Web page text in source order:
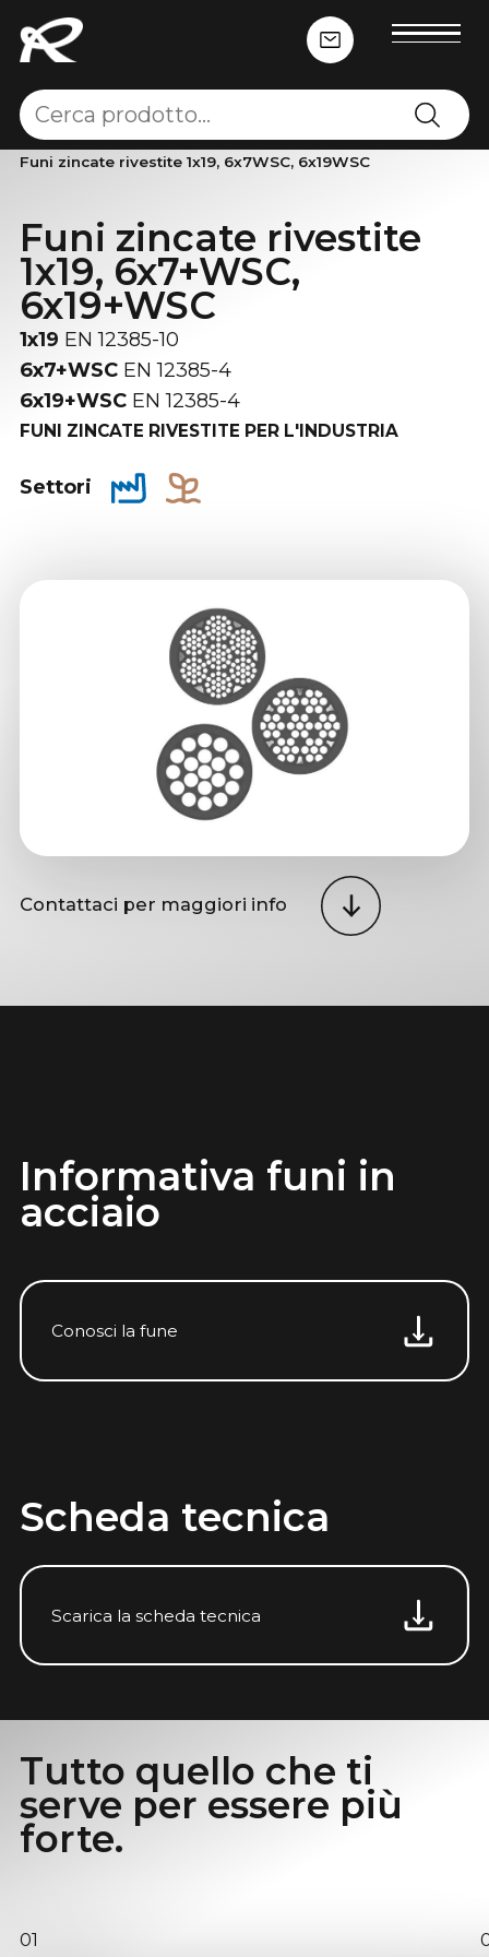
Home - Funi in acciaio e cavi sintetici - Funi in acciaio -
Funi zincate rivestite 1x19, 6x7WSC, 6x19WSC
Funi zincate rivestite
1x19, 6x7+WSC,
6x19+WSC
1x19 EN 12385-10
6x7+WSC EN 12385-4
6x19+WSC EN 12385-4
FUNI ZINCATE RIVESTITE PER L'INDUSTRIA
Settori
Contattaci per maggiori info
Informativa funi in
acciaio
Conosci la fune
Scheda tecnica
Scarica la scheda tecnica
Tutto quello che ti
serve per essere più
forte.
01